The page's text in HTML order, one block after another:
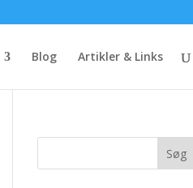
Blog Artikler & Links